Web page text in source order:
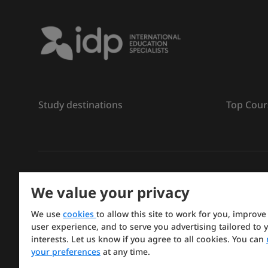
Study destinations Top
ลิขสิทธิ์ ©การศึกษา IDP ปี 2026
Copyright © IELTS Partners. IELTS Partners
Press & Assessment)
Investors Terms of use Privacy policy Disclaimer
We value your privacy
We usecookiesto allow this site to work for you,
user experience, and to serve you advertising tailored to
interests. Let us know if you agree to all cookies. You can
your preferencesat any time.